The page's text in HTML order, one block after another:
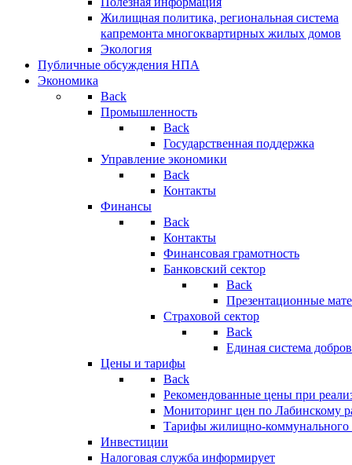
Жилищная политика, региональная система
капремонта многоквартирных жилых домов
Экология
Публичные обсуждения НПА
Экономика
Back
Промышленность
Back
Государственная поддержка
Управление экономики
Back
Контакты
Финансы
Back
Контакты
Финансовая грамотность
Банковский сектор
Back
Презентационные
Страховой сектор
Back
Единая система
Цены и тарифы
Back
Рекомендованные цены при
Мониторинг цен по Лабинскому
Тарифы жилищно-коммунального
Инвестиции
Налоговая служба информирует